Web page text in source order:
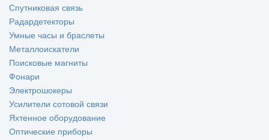
Спутниковая связь
Радардетекторы
Умные часы и браслеты
Металлоискатели
Поисковые магниты
Фонари
Электрошокеры
Усилители сотовой связи
Яхтенное оборудование
Оптические приборы